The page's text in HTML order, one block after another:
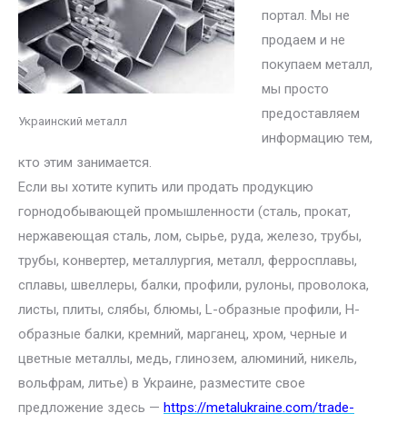
Украинский металл
портал. Мы не
продаем и не
покупаем металл,
мы просто
предоставляем
информацию тем,
кто этим занимается.
Если вы хотите купить или продать продукцию
горнодобывающей промышленности (сталь, прокат,
нержавеющая сталь, лом, сырье, руда, железо, трубы,
трубы, конвертер, металлургия, металл, ферросплавы,
сплавы, швеллеры, балки, профили, рулоны, проволока,
листы, плиты, слябы, блюмы, L-образные профили, H-
образные балки, кремний, марганец, хром, черные и
цветные металлы, медь, глинозем, алюминий, никель,
вольфрам, литье) в Украине, разместите свое
предложение здесь — https://metalukraine.com/trade-